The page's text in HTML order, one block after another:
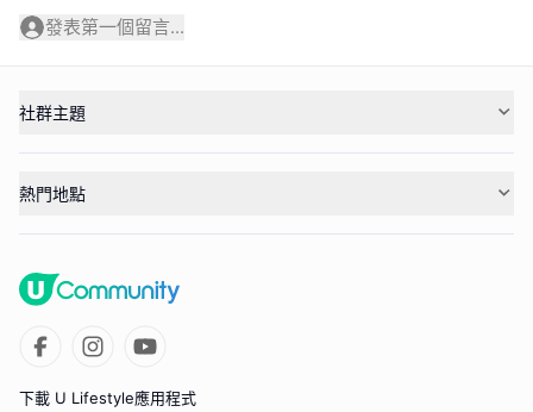
發表第一個留言...
社群主題
熱門地點
下載 U Lifestyle應用程式